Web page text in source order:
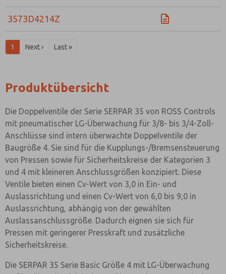
3573D4214Z
1 Next › Last »
Produktübersicht
Die Doppelventile der Serie SERPAR 35 von ROSS Controls
mit pneumatischer LG-Überwachung für 3/8- bis 3/4-Zoll-
Anschlüsse sind intern überwachte Doppelventile der
Baugröße 4. Sie sind für die Kupplungs-/Bremsensteuerung
von Pressen sowie für Sicherheitskreise der Kategorien 3
und 4 mit kleineren Anschlussgrößen konzipiert. Diese
Ventile bieten einen Cv-Wert von 3,0 in Ein- und
Auslassrichtung und einen Cv-Wert von 6,0 bis 9,0 in
Auslassrichtung, abhängig von der gewählten
Auslassanschlussgröße. Dadurch eignen sie sich für
Pressen mit geringerer Presskraft und zusätzliche
Sicherheitskreise.
Die SERPAR 35 Serie Basic Größe 4 mit LG-Überwachung